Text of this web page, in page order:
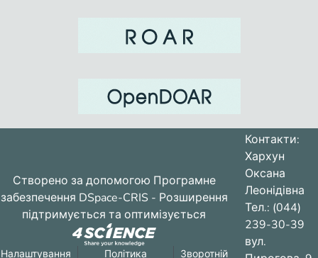
Створено за допомогою Програмне
забезпечення DSpace-CRIS - Розширення
підтримується та оптимізується
Налаштування Політика Зворотній
Контакти:
Хархун
Оксана
Леонідівна
Тел.: (044)
239-30-39
вул.